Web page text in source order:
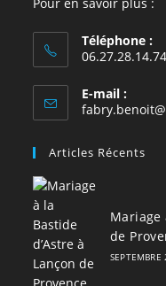
Téléphone :
06.27.28.14.74
E-mail :
Articles Récents
Mariage
de